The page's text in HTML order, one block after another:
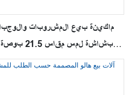
ماكينة بيع المشروبات
بشاشة لمس
المجلفن وباب زجاجي